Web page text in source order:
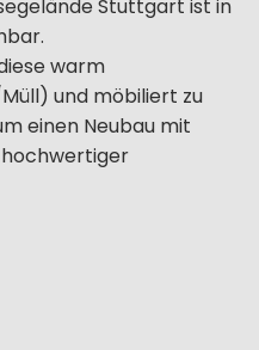
Stuttgart ist in
warm
und möbiliert zu
einen Neubau mit